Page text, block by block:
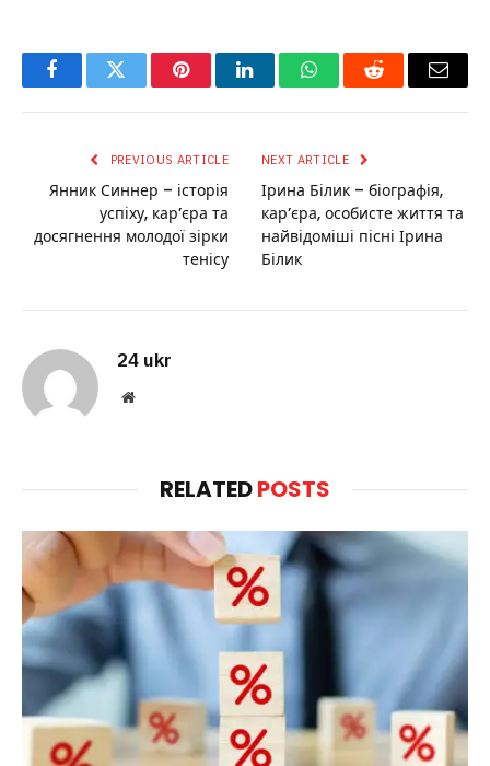
FacebookTwitter PinterestLinkedInWhatsAppReddit Email
PREVIOUS ARTICLE
Янник Синнер – історія
успіху, кар’єра та
досягнення молодої зірки
тенісу
NEXT ARTICLE
Ірина Білик – біографія,
кар’єра, особисте життя та
найвідоміші пісні Ірина
Білик
24 ukr
Website
RELATEDPOSTS